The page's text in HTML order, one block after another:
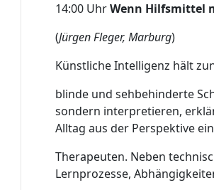
14:00 UhrWenn Hilfsmittel
(Jürgen Fleger, Marburg)
Künstliche Intelligenz hält
blinde und sehbehinderte
sondern interpretieren,
Alltag aus der Perspektive
Therapeuten. Neben
Lernprozesse,